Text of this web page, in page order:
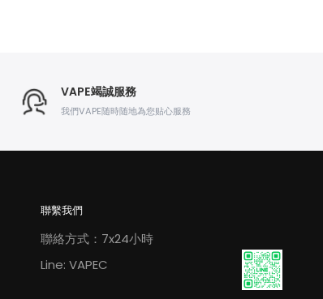
VAPE竭誠服務
我們VAPE随時随地為您贴心服務
聯繫我們
聯絡方式：7x24小時
Line: VAPEC